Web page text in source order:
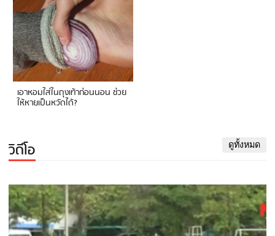
เอาหอมใส่ในถุงเท้าก่อนนอน ช่วย
ให้หายเป็นหวัดได้?
วิดีโอ ดูทั้งหมด